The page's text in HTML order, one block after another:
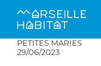
PETITES MARIES
29/06/2023